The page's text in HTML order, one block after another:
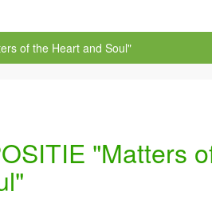
of the Heart and Soul"
"Matters